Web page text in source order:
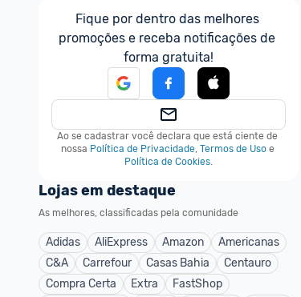
Fique por dentro das melhores
promoções e receba notificações de
forma gratuita!
Ao se cadastrar você declara que está ciente de
nossa Política de Privacidade, Termos de Uso e
Política de Cookies.
Lojas em destaque
As melhores, classificadas pela comunidade
Adidas AliExpress Amazon
Americanas
C&A
Carrefour Casas Bahia
Centauro
Compra Certa
Extra
FastShop